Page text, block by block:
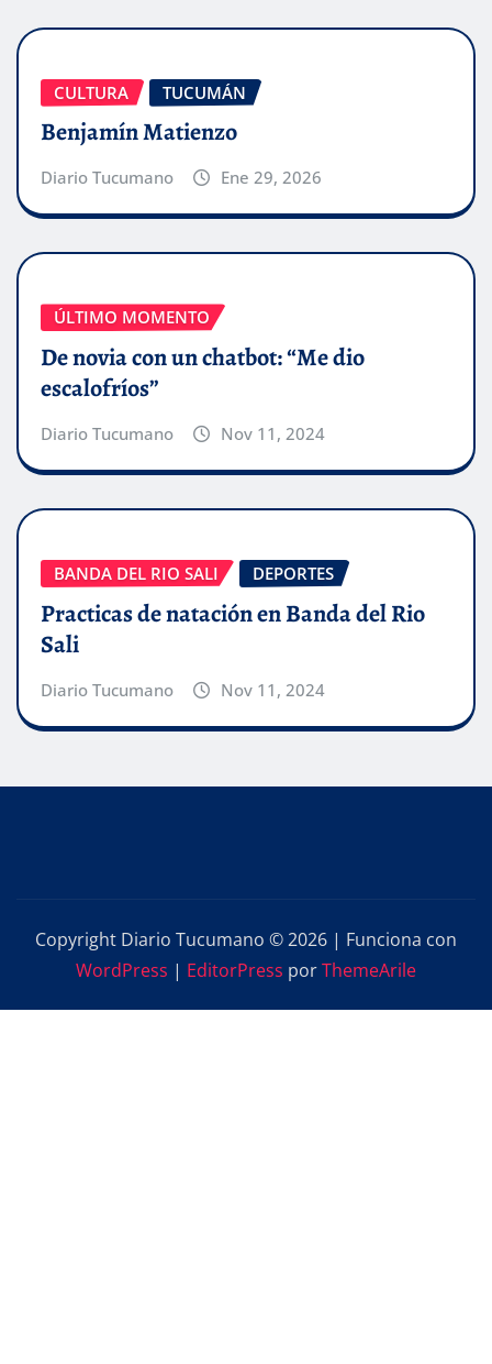
CULTURA TUCUMÁN
Benjamín Matienzo
Diario Tucumano Ene 29, 2026
ÚLTIMO MOMENTO
De novia con un chatbot: “Me dio
escalofríos”
Diario Tucumano Nov 11, 2024
BANDA DEL RIO SALI DEPORTES
Practicas de natación en Banda del Rio
Sali
Diario Tucumano Nov 11, 2024
Copyright Diario Tucumano © 2026 | Funciona con
WordPress | EditorPress porThemeArile